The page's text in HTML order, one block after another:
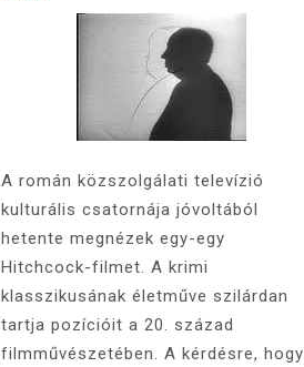
A román közszolgálati televízió
kulturális csatornája jóvoltából
hetente megnézek egy-egy
Hitchcock-filmet. A krimi
klasszikusának életműve szilárdan
tartja pozícióit a 20. század
filmművészetében. A kérdésre, hogy